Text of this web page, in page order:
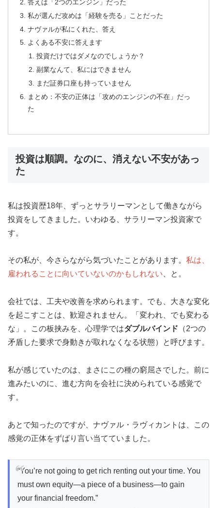
答えは「2つのエンジン」だった
私が選んだ攻めは「経験を売る」ことだった
ナヴァルが私にくれた、答え
よくある不安に答えます
投資だけではダメなのでしょうか？
副業なんて、私にはできません
まだ証券口座も持っていません
まとめ：不安の正体は「攻めのエンジンの不在」だっ
た
投資は順調。なのに、消えない不安があっ
た
私は投資歴18年、ずっとサラリーマンとして働きながら
投資をしてきました。いわゆる、サラリーマン投資家で
す。
その私が、今さらながら気づいたことがあります。 私は、
雇われることに向いていないのかもしれない、と。
会社では、工夫や改善を求められます。でも、大きな変化
を起こすことは、歓迎されません。「変われ、でも変わる
な」。この板挟みを、心理学ではダブルバインド （2つの
矛盾した要求で身動きが取れなくなる状態）と呼びます。
私が感じていたのは、まさにこの種の窮屈さでした。前に
進みたいのに、進む方向を会社に決められている感覚で
す。
あとで知ったのですが、ナヴァル・ラヴィカントは、この
感覚の正体をずばり言い当てていました。
“You’re not going to get rich renting out your time. You
must own equity—a piece of a business—to gain
your financial freedom.”